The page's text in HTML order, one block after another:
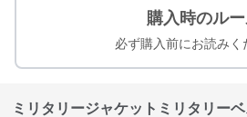
購入時のル
必ず購入前にお読みく
ミリタリージャケットミリタリー